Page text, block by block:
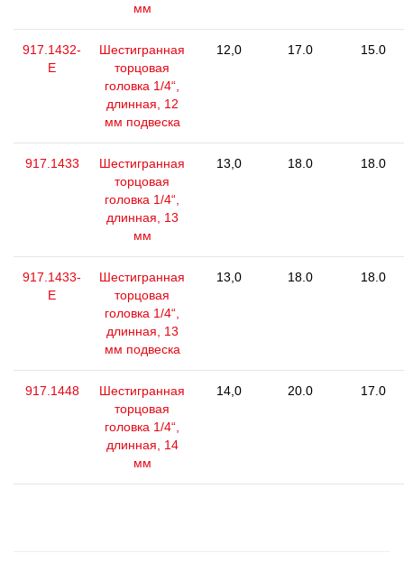
мм
917.1432-
E
Шестигранная
торцовая
головка 1/4“,
длинная, 12
мм подвеска
12,0 17.0 15.0
917.1433
Шестигранная
торцовая
головка 1/4“,
длинная, 13
мм
13,0 18.0 18.0
917.1433-
E
Шестигранная
торцовая
головка 1/4“,
длинная, 13
мм подвеска
13,0 18.0 18.0
917.1448
Шестигранная
торцовая
головка 1/4“,
длинная, 14
мм
14,0 20.0 17.0